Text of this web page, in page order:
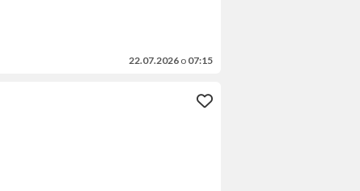
22.07.2026 o 07:15